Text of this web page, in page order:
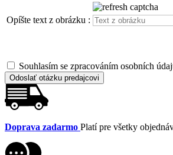
Opíšte text z obrázku :
Souhlasím se zpracováním osobních
Odoslať otázku predajcovi
Doprava zadarmo Platí pre všetky